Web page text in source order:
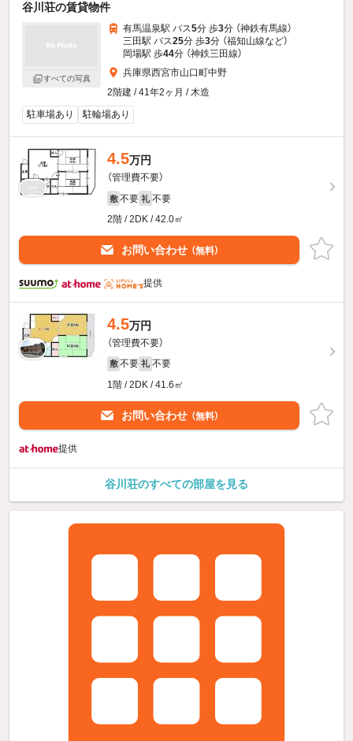
谷川荘の賃貸物件
すべての写真
有馬温泉駅 バス5分 歩3分 （神鉄有馬線）
三田駅 バス25分 歩3分 （福知山線など）
岡場駅 歩44分 （神鉄三田線）
兵庫県西宮市山口町中野
2階建 / 41年2ヶ月 / 木造
駐車場あり
駐輪場あり
4.5万円
（管理費不要）
敷 不要 礼 不要
2階 / 2DK / 42.0㎡
お問い合わせ （無料）
提供
4.5万円
（管理費不要）
敷 不要 礼 不要
1階 / 2DK / 41.6㎡
お問い合わせ （無料）
提供
谷川荘のすべての部屋を見る